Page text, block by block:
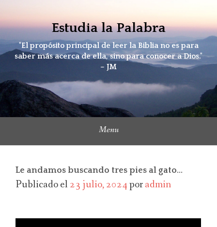
to
content
Estudia la Palabra
"El propósito principal de leer la Biblia no es para
saber más acerca de ella, sino para conocer a Dios."
– JM
Menu
Le andamos buscando tres pies al gato…
Publicado el 23 julio, 2024poradmin